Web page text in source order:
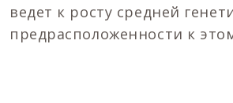
ведет к росту средней
предрасположенности к